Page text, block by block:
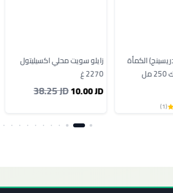
الكمأة
(1)
زايلو سويت محلي اكسيليتول
2270 غ
38.25 JD10.00 JD